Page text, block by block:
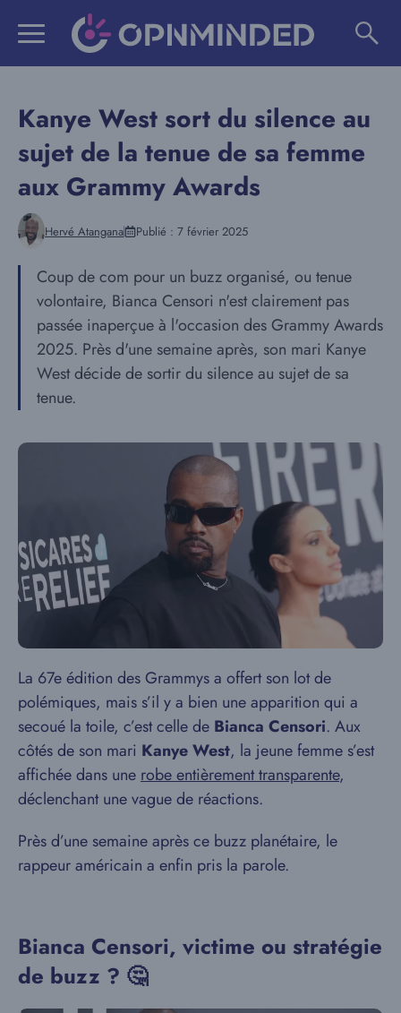
Kanye West sort du silence au
sujet de la tenue de sa femme
aux Grammy Awards
Hervé Atangana Publié : 7 février 2025
Coup de com pour un buzz organisé, ou tenue
volontaire, Bianca Censori n'est clairement pas
passée inaperçue à l'occasion des Grammy Awards
2025. Près d'une semaine après, son mari Kanye
West décide de sortir du silence au sujet de sa
tenue.
La 67e édition des Grammys a offert son lot de
polémiques, mais s’il y a bien une apparition qui a
secoué la toile, c’est celle de Bianca Censori. Aux
côtés de son mari Kanye West, la jeune femme s’est
affichée dans une robe entièrement transparente,
déclenchant une vague de réactions.
Près d’une semaine après ce buzz planétaire, le
rappeur américain a enfin pris la parole.
Bianca Censori, victime ou stratégie
de buzz ? 🤔